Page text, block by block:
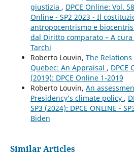
giustizia , DPCE Online: Vol.
Online - SP2 2023 - Il
antropocentrismo e
dal Diritto comparato – A
Tarchi
Roberto Louvin, The
Quebec: An Appraisal , DPCE
(2019): DPCE Online 1-2019
Roberto Louvin, An
Presidency’s climate policy ,
SP3 (2024): DPCE ONLINE -
Biden
Similar Articles